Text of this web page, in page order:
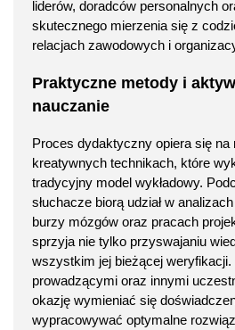
liderów, doradców personalnych
skutecznego mierzenia się z
relacjach zawodowych i
Praktyczne metody i
nauczanie
Proces dydaktyczny opiera się na
kreatywnych technikach, które
tradycyjny model wykładowy.
słuchacze biorą udział w
burzy mózgów oraz pracach
sprzyja nie tylko przyswajaniu
wszystkim jej bieżącej
prowadzącymi oraz innymi
okazję wymieniać się
wypracowywać optymalne